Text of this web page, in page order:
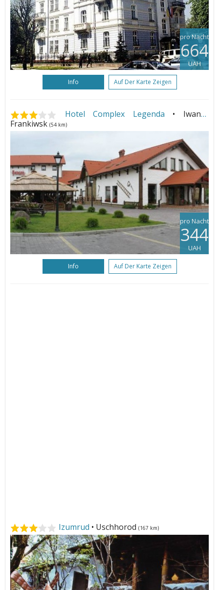
pro Nacht
664
UAH
Info Auf Der Karte Zeigen
Hotel Complex Legenda
• Iwano-
Frankiwsk (54 km)
pro Nacht
344
UAH
Info Auf Der Karte Zeigen
Izumrud • Uschhorod (167 km)